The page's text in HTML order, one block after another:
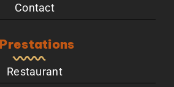
Contact
Prestations
Restaurant